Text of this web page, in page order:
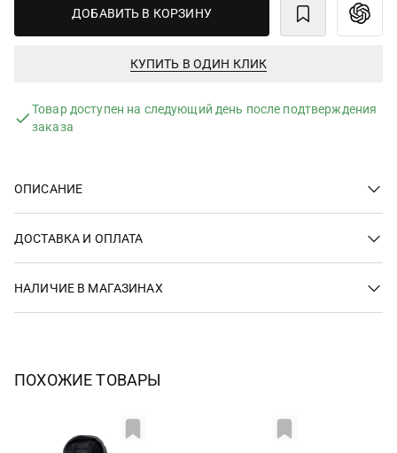
ДОБАВИТЬ В КОРЗИНУ
КУПИТЬ В ОДИН КЛИК
Товар доступен на следующий день после подтверждения
заказа
ОПИСАНИЕ
ДОСТАВКА И ОПЛАТА
НАЛИЧИЕ В МАГАЗИНАХ
ПОХОЖИЕ ТОВАРЫ